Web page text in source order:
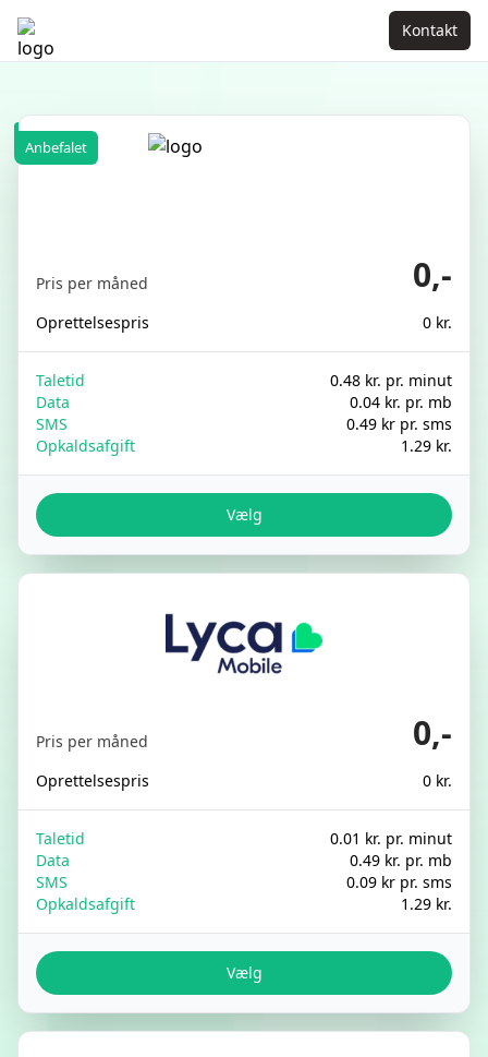
Kontakt
Anbefalet
Pris per måned 0,-
Oprettelsespris 0 kr.
Taletid
0.48 kr. pr. minut
Data
0.04 kr. pr. mb
SMS
0.49 kr pr. sms
Opkaldsafgift
1.29 kr.
Vælg
Pris per måned 0,-
Oprettelsespris 0 kr.
Taletid
0.01 kr. pr. minut
Data
0.49 kr. pr. mb
SMS
0.09 kr pr. sms
Opkaldsafgift
1.29 kr.
Vælg